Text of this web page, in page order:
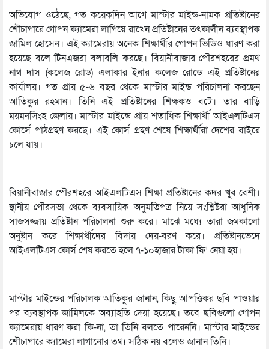
অভিযোগ ওঠেছে, গত কয়েকদিন আগে মাস্টার মাইন্ড-নামক প্রতিষ্টানের
শৌচাগারে গোপন ক্যামেরা লাগিয়ে রাখেন প্রতিষ্টানের তৎকালীন ব্যবস্থাপক
জামিল হোসেন। এই ক্যামেরায় অনেক শিক্ষার্থীর গোপন ভিডিও ধারণ করা
হয়েছে বলে টিনএজরা বলাবলি করছে। বিয়ানীবাজার পৌরশহরের প্রমথ
নাথ দাস (কলেজ রোড) এলাকার ইনার কলেজ রোডে এই প্রতিষ্টানের
কার্যালয়। গত প্রায় ৫-৬ বছর থেকে মাস্টার মাইন্ড পরিচালনা করছেন
আতিকুর রহমান। তিনি এই প্রতিষ্টানের শিক্ষকও বটে। তার বাড়ি
ময়মনসিংহ জেলায়। মাস্টার মাইন্ডে প্রায় শতাধিক শিক্ষার্থী আইএলটিএস
কোর্সে পাঠগ্রহণ করছে। এই কোর্স গ্রহণ শেষে শিক্ষার্থীরা দেশের বাইরে
চলে যায়।
বিয়ানীবাজার পৌরশহরে আইএলটিএস শিক্ষা প্রতিষ্টানের কদর খুব বেশী।
স্থানীয় পৌরসভা থেকে ব্যবসায়িক অনুমতিপত্র নিয়ে সংশ্লিষ্টরা আধুনিক
সাজসজ্জায় প্রতিষ্টান পরিচালনা শুরু করে। মাঝে মধ্যে তারা জমকালো
অনুষ্টান করে শিক্ষার্থীদের বিদায় দেয়-বরণ করে। প্রতিষ্টানভেদে
আইএলটিএস কোর্স শেষ করতে হলে ৭-১০হাজার টাকা ফি’ নেয়া হয়।
মাস্টার মাইন্ডের পরিচালক আতিকুর জানান, কিছু আপত্তিকর ছবি পাওয়ার
পর ব্যবস্থাপক জামিলকে অব্যাহতি দেয়া হয়েছে। তবে ছবিগুলো গোপন
ক্যামেরায় ধারণ করা কি-না, তা তিনি বলতে পারেননি। মাস্টার মাইন্ডের
শৌচাগারে ক্যামেরা লাগানোর তথ্য সঠিক নয় বলেও জানান তিনি।